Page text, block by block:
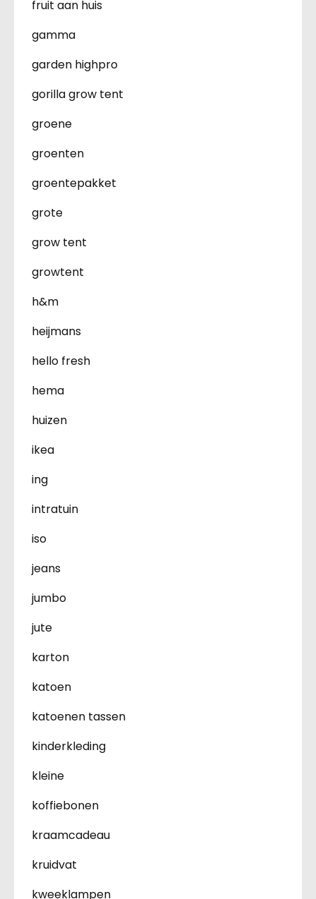
fruit aan huis
gamma
garden highpro
gorilla grow tent
groene
groenten
groentepakket
grote
grow tent
growtent
h&m
heijmans
hello fresh
hema
huizen
ikea
ing
intratuin
iso
jeans
jumbo
jute
karton
katoen
katoenen tassen
kinderkleding
kleine
koffiebonen
kraamcadeau
kruidvat
kweeklampen